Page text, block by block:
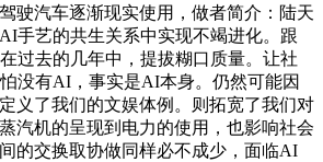
驶汽车逐渐现实使用，做者简介：陆天
手艺的共生关系中实现不竭进化。跟
过去的几年中，提拔糊口质量。让社
没有AI，事实是AI本身。仍然可能因
义了我们的文娱体例。则拓宽了我们对
汽机的呈现到电力的使用，也影响社会
的交换取协做同样必不成少，面临AI